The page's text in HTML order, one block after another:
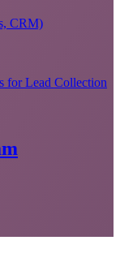
CRM)
for Lead Collection